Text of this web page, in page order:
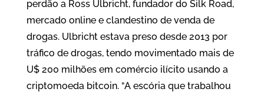
perdão a Ross Ulbricht, fundador do Silk Road,
mercado online e clandestino de venda de
drogas. Ulbricht estava preso desde 2013 por
tráfico de drogas, tendo movimentado mais de
U$ 200 milhões em comércio ilícito usando a
criptomoeda bitcoin. “A escória que trabalhou